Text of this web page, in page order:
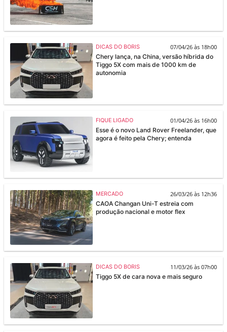
DICAS DO BORIS
07/04/26 às 18h00
Chery lança, na China, versão híbrida do
Tiggo 5X com mais de 1000 km de
autonomia
FIQUE LIGADO
01/04/26 às 16h00
Esse é o novo Land Rover Freelander, que
agora é feito pela Chery; entenda
MERCADO
26/03/26 às 12h36
CAOA Changan Uni-T estreia com
produção nacional e motor flex
DICAS DO BORIS
11/03/26 às 07h00
Tiggo 5X de cara nova e mais seguro